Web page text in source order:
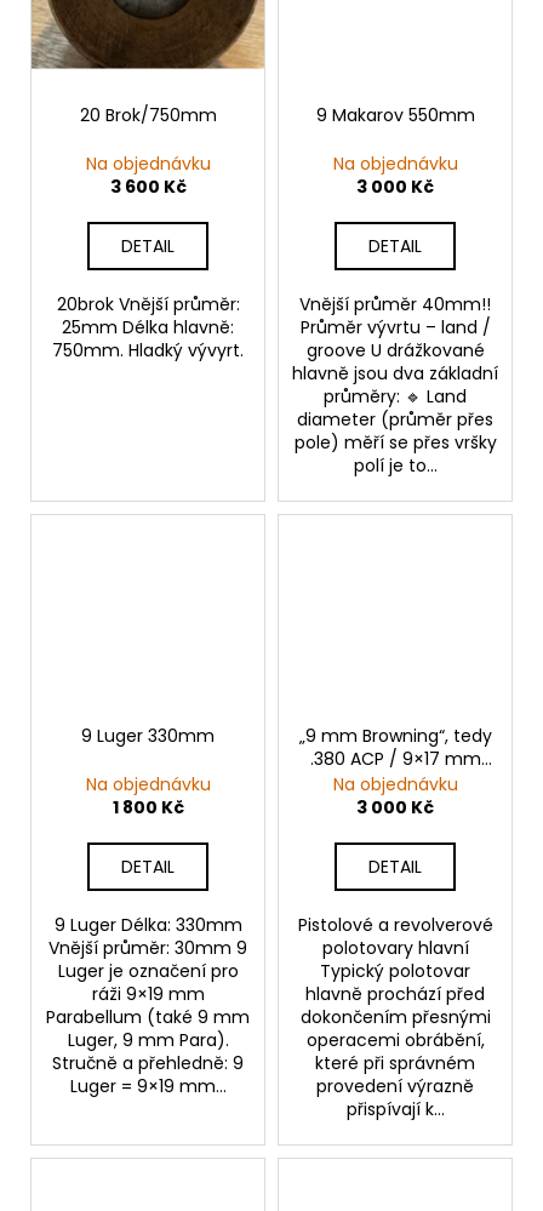
20 Brok/750mm
Na objednávku
3 600 Kč
DETAIL
20brok Vnější průměr:
25mm Délka hlavně:
750mm. Hladký vývyrt.
9 Makarov 550mm
Na objednávku
3 000 Kč
DETAIL
Vnější průměr 40mm!!
Průměr vývrtu – land /
groove U drážkované
hlavně jsou dva základní
průměry: 🔹 Land
diameter (průměr přes
pole) měří se přes vršky
polí je to...
9 Luger 330mm
Na objednávku
1 800 Kč
DETAIL
9 Luger Délka: 330mm
Vnější průměr: 30mm 9
Luger je označení pro
ráži 9×19 mm
Parabellum (také 9 mm
Luger, 9 mm Para).
Stručně a přehledně: 9
Luger = 9×19 mm...
„9 mm Browning“, tedy
.380 ACP / 9×17 mm
Browning Court
550mm pruměr
Na objednávku
3 000 Kč
DETAIL
Pistolové a revolverové
polotovary hlavní
Typický polotovar
hlavně prochází před
dokončením přesnými
operacemi obrábění,
které při správném
provedení výrazně
přispívají k...